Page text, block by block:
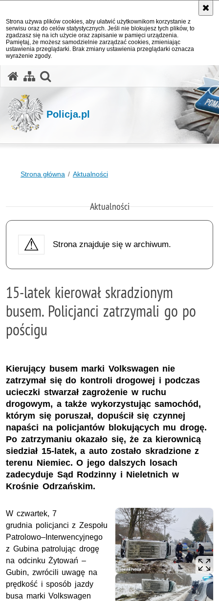
Strona używa plików cookies, aby ułatwić użytkownikom korzystanie z
serwisu oraz do celów statystycznych. Jeśli nie blokujesz tych plików, to
zgadzasz się na ich użycie oraz zapisanie w pamięci urządzenia.
Pamiętaj, że możesz samodzielnie zarządzać cookies, zmieniając
ustawienia przeglądarki. Brak zmiany ustawienia przeglądarki oznacza
wyrażenie zgody.
Policja.pl
Strona główna Aktualności
Aktualności
Strona znajduje się w archiwum.
15-latek kierował skradzionym
busem. Policjanci zatrzymali go po
pościgu
Kierujący busem marki Volkswagen nie
zatrzymał się do kontroli drogowej i podczas
ucieczki stwarzał zagrożenie w ruchu
drogowym, a także wykorzystując samochód,
którym się poruszał, dopuścił się czynnej
napaści na policjantów blokujących mu drogę.
Po zatrzymaniu okazało się, że za kierownicą
siedział 15-latek, a auto zostało skradzione z
terenu Niemiec. O jego dalszych losach
zadecyduje Sąd Rodzinny i Nieletnich w
Krośnie Odrzańskim.
W czwartek, 7
grudnia policjanci z Zespołu
Patrolowo–Interwencyjnego
z Gubina patrolując drogę
na odcinku Żytowań –
Gubin, zwrócili uwagę na
prędkość i sposób jazdy
busa marki Volkswagen